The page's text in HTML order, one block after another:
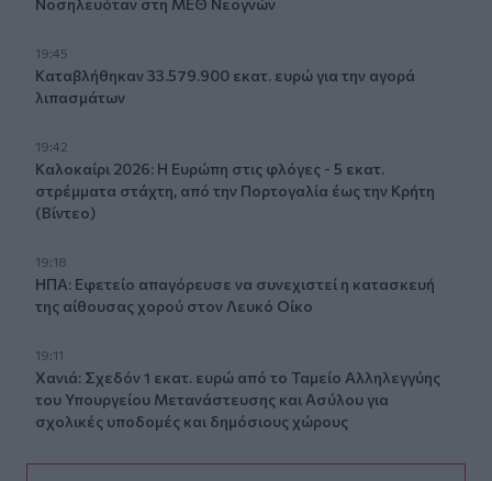
19:45
Καταβλήθηκαν 33.579.900 εκατ. ευρώ για την αγορά
λιπασμάτων
19:42
Καλοκαίρι 2026: Η Ευρώπη στις φλόγες - 5 εκατ.
στρέμματα στάχτη, από την Πορτογαλία έως την Κρήτη
(Βίντεο)
19:18
ΗΠΑ: Εφετείο απαγόρευσε να συνεχιστεί η κατασκευή
της αίθουσας χορού στον Λευκό Οίκο
19:11
Χανιά: Σχεδόν 1 εκατ. ευρώ από το Ταμείο Αλληλεγγύης
του Υπουργείου Μετανάστευσης και Ασύλου για
σχολικές υποδομές και δημόσιους χώρους